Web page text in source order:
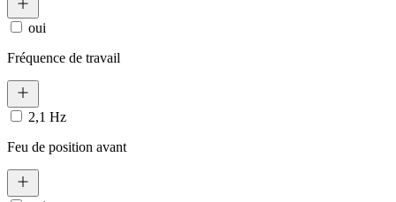
oui
Fréquence de travail
2,1 Hz
Feu de position avant